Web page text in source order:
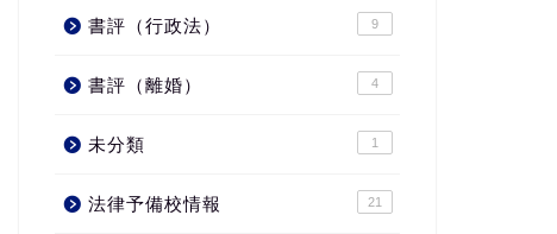
書評（行政法） 9
書評（離婚） 4
未分類 1
法律予備校情報 21